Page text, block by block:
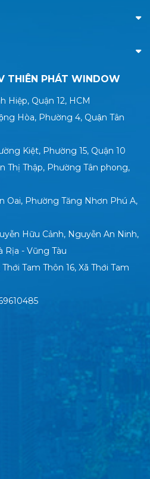
THIÊN PHÁT WINDOW
Hiệp, Quận 12, HCM
Hòa, Phường 4, Quận Tân
Kiệt, Phường 15, Quận 10
Thị Thập, Phường Tân phong,
Oai, Phường Tăng Nhơn Phú A,
Hữu Cảnh, Nguyễn An Ninh,
Rịa - Vũng Tàu
Tam Thôn 16, Xã Thới Tam